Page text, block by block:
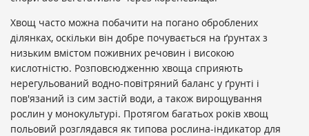
Хвощ часто можна побачити на погано оброблених
ділянках, оскільки він добре почувається на ґрунтах з
низьким вмістом поживних речовин і високою
кислотністю. Розповсюдженню хвоща сприяють
нерегульований водно-повітряний баланс у ґрунті і
пов'язаний із сим застій води, а також вирощування
рослин у монокультурі. Протягом багатьох років хвощ
польовий розглядався як типова рослина-індикатор для